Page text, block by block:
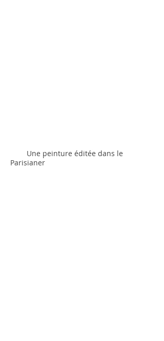
Une peinture éditée dans le
Parisianer